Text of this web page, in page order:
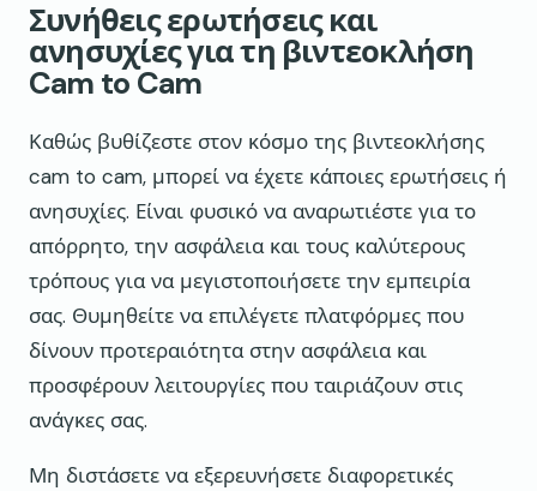
Συνήθεις ερωτήσεις και
ανησυχίες για τη βιντεοκλήση
Cam to Cam
Καθώς βυθίζεστε στον κόσμο της βιντεοκλήσης
cam to cam, μπορεί να έχετε κάποιες ερωτήσεις ή
ανησυχίες. Είναι φυσικό να αναρωτιέστε για το
απόρρητο, την ασφάλεια και τους καλύτερους
τρόπους για να μεγιστοποιήσετε την εμπειρία
σας. Θυμηθείτε να επιλέγετε πλατφόρμες που
δίνουν προτεραιότητα στην ασφάλεια και
προσφέρουν λειτουργίες που ταιριάζουν στις
ανάγκες σας.
Μη διστάσετε να εξερευνήσετε διαφορετικές